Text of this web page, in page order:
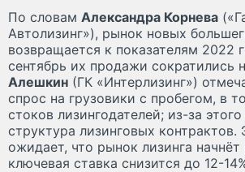
По словам Александра Корнева
Автолизинг»), рынок новых
возвращается к показателям 2022
сентябрь их продажи сократились
Алешкин (ГК «Интерлизинг»)
спрос на грузовики с пробегом, в
стоков лизингодателей; из-за
структура лизинговых контрактов.
ожидает, что рынок лизинга начнёт
ключевая ставка снизится до 12-